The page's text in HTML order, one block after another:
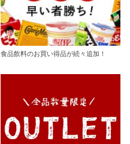
食品飲料のお買い得品が続々追加！